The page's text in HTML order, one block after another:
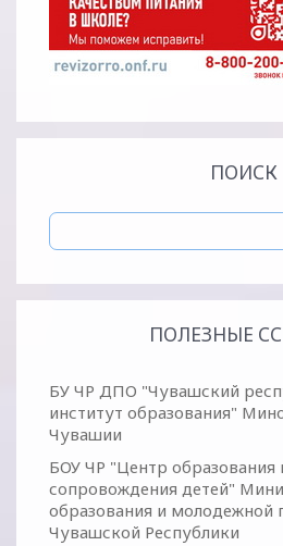
ПОИСК
ПОЛЕЗНЫЕ
БУ ЧР ДПО "Чувашский
институт образования"
Чувашии
БОУ ЧР "Центр образования
сопровождения детей"
образования и молодежной
Чувашской Республики